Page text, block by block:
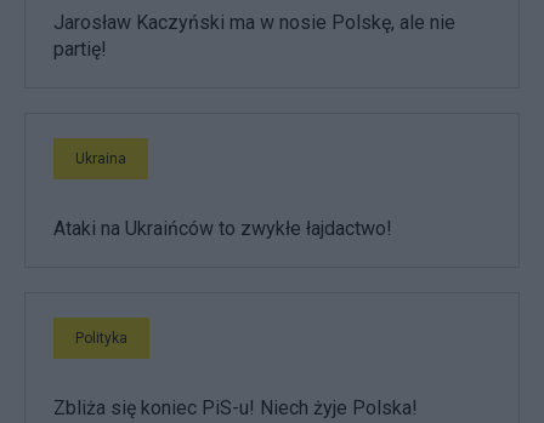
Jarosław Kaczyński ma w nosie Polskę, ale nie
partię!
Ukraina
Ataki na Ukraińców to zwykłe łajdactwo!
Polityka
Zbliża się koniec PiS-u! Niech żyje Polska!